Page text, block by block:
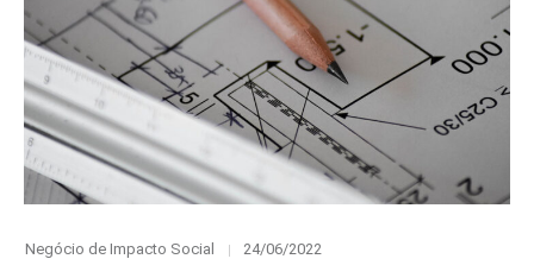
Category
Negócio de Impacto Social
Posted
24/06/2022